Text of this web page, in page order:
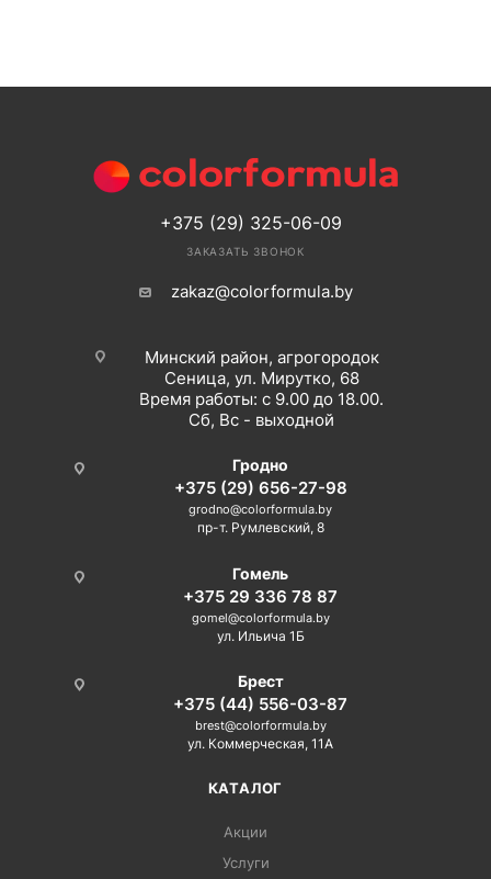
+375 (29) 325-06-09
ЗАКАЗАТЬ ЗВОНОК
zakaz@colorformula.by
Минский район, агрогородок
Сеница, ул. Мирутко, 68
Время работы: с 9.00 до 18.00.
Сб, Вс - выходной
Гродно
+375 (29) 656-27-98
grodno@colorformula.by
пр-т. Румлевский, 8
Гомель
+375 29 336 78 87
gomel@colorformula.by
ул. Ильича 1Б
Брест
+375 (44) 556-03-87
brest@colorformula.by
ул. Коммерческая, 11А
КАТАЛОГ
Акции
Услуги